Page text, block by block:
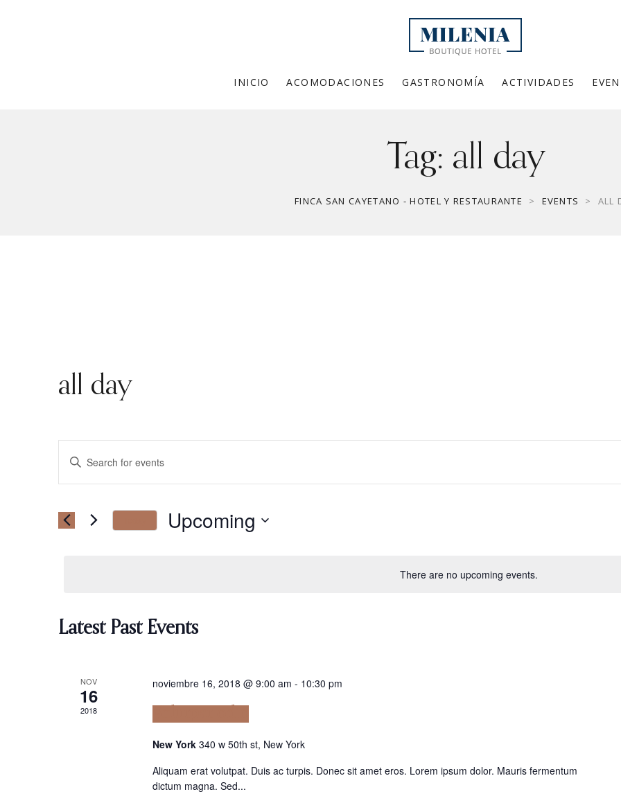
INICIO ACOMODACIONES GASTRONOMÍA ACTIVIDADES
Tag: all day
FINCA SAN CAYETANO - HOTEL Y RESTAURANTE > EVENTS > ALL
all day
There are no upcoming events.
Events
Navigation
Enter
for
Events
Upcoming
Latest Past Events
NOV
16
2018
noviembre 16, 2018 @ 9:00 am - 10:30 pm
New York 340 w 50th st, New York
Aliquam erat volutpat. Duis ac turpis. Donec sit amet eros. Lorem ipsum dolor. Mauris fermentum
dictum magna. Sed...